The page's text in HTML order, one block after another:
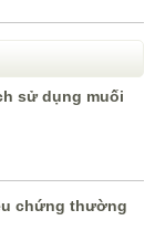
sử dụng muối
chứng thường